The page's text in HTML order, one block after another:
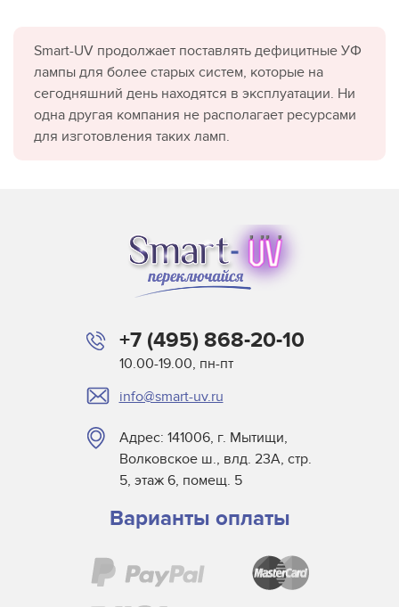
Smart-UV продолжает поставлять дефицитные УФ
лампы для более старых систем, которые на
сегодняшний день находятся в эксплуатации. Ни
одна другая компания не располагает ресурсами
для изготовления таких ламп.
+7 (495) 868-20-10
10.00-19.00, пн-пт
info@smart-uv.ru
Адрес: 141006, г. Мытищи,
Волковское ш., влд. 23А, стр.
5, этаж 6, помещ. 5
Варианты оплаты